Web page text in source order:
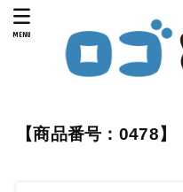
MENU
【商品番号：0478